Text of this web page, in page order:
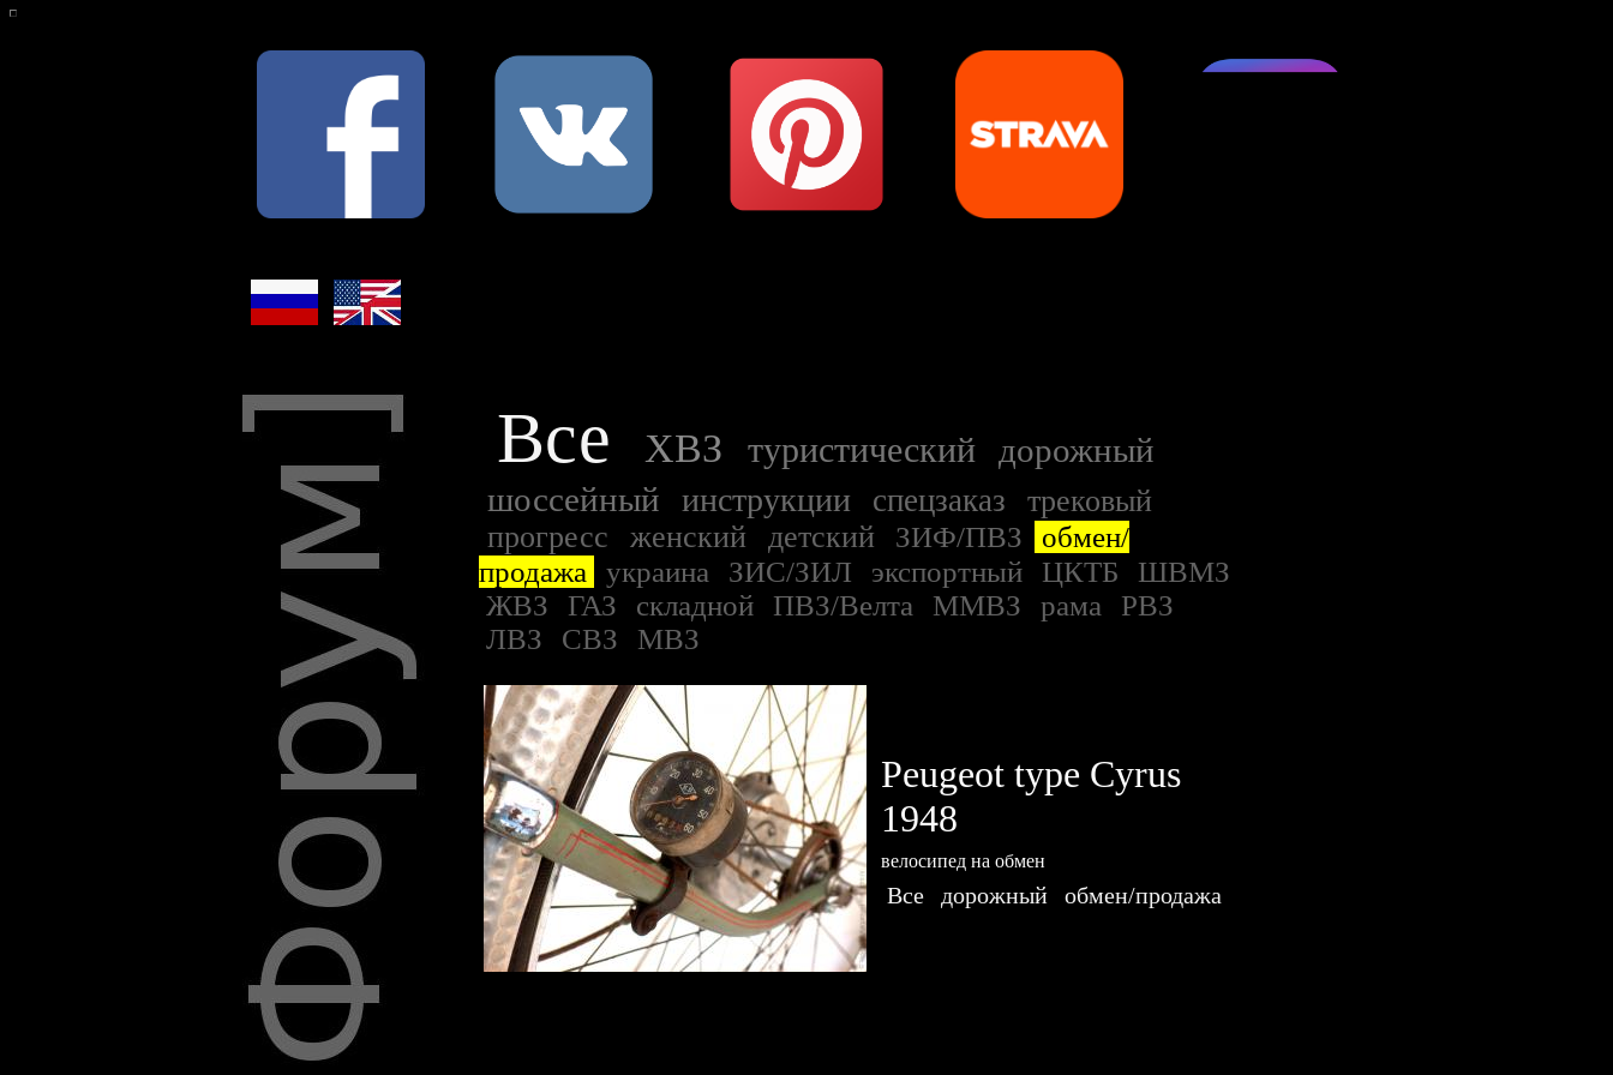
Все ХВЗ туристический
дорожный
шоссейный
инструкции спецзаказ
трековый
прогресс
женский детский ЗИФ/ПВЗ
обмен/
продажа
украина ЗИС/ЗИЛ экспортный ЦКТБ
ШВМЗ
ЖВЗ
ГАЗ складной ПВЗ/Велта ММВЗ рама
РВЗ
ЛВЗ
СВЗ МВЗ
Peugeot type Cyrus
1948
велосипед на обмен
Все дорожный обмен/продажа